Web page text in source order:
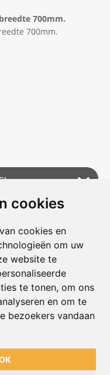
cookies
cookies en
om uw
website te
te tonen, om ons
en om te
bezoekers vandaan
700mm.
700mm.
4
121
17:00 uur